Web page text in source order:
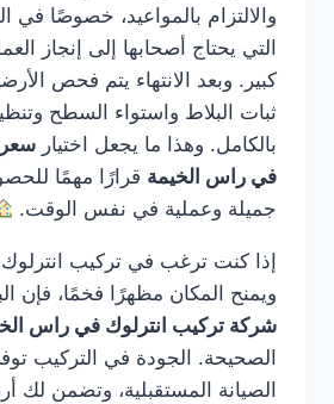
والالتزام بالمواعيد، خصوصًا في
التي يحتاج أصحابها إلى إنجاز
كبير. وبعد الانتهاء يتم فحص
ثبات البلاط واستواء السطح
بالكامل. وهذا ما يجعل اختيار سعر
في راس الخيمة قرارًا مهمًا
جميلة وعملية في نفس الوقت.
إذا كنت ترغب في تركيب
ويمنح المكان مظهرًا فخمًا، فإن
شركة تركيب انترلوك في راس
الصحيحة. الجودة في التركيب
الصيانة المستقبلية، وتضمن لك